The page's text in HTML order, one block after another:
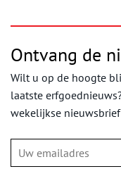
Ontvang de
Wilt u op de hoogte
laatste
wekelijkse